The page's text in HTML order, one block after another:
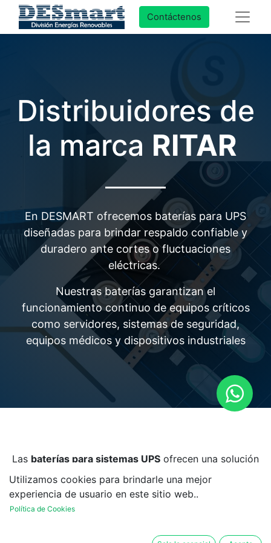
Contáctenos
​Distribuidores de
la marca RITAR
​En DESMART ofrecemos baterías para UPS
diseñadas para brindar respaldo confiable y
duradero ante cortes o fluctuaciones
eléctricas.
Nuestras baterías garantizan el
funcionamiento continuo de equipos críticos
como servidores, sistemas de seguridad,
equipos médicos y dispositivos industriales
Las baterías para sistemas UPS ofrecen una solución
confiable y eficiente para proteger tus equipos ante
fallas o variaciones eléctricas.
Diseñadas con tecnología de alto rendimiento,
Utilizamos cookies para brindarle una mejor
experiencia de usuario en este sitio web..
Política de Cookies